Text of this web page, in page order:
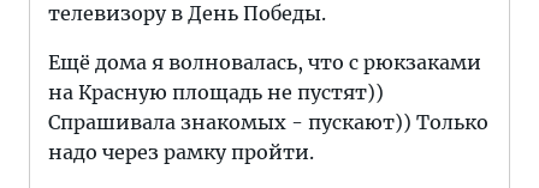
телевизору в День Победы.
Ещё дома я волновалась, что с рюкзаками
на Красную площадь не пустят))
Спрашивала знакомых - пускают)) Только
надо через рамку пройти.